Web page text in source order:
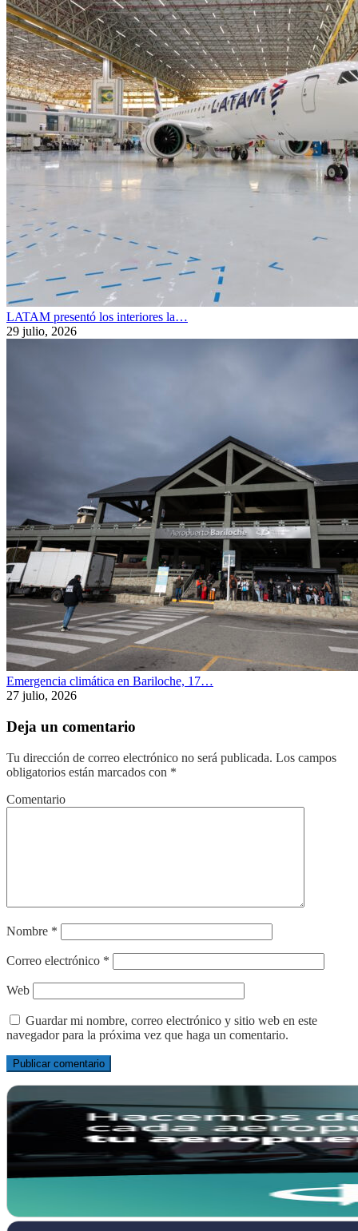
LATAM presentó los interiores la…
29 julio, 2026
Emergencia climática en Bariloche, 17…
27 julio, 2026
Deja un comentario
Tu dirección de correo electrónico no será publicada. Los campos
obligatorios están marcados con *
Comentario
Nombre *
Correo electrónico *
Web
Guardar mi nombre, correo electrónico y sitio web en este
navegador para la próxima vez que haga un comentario.